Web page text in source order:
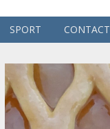
SPORT CONTACT